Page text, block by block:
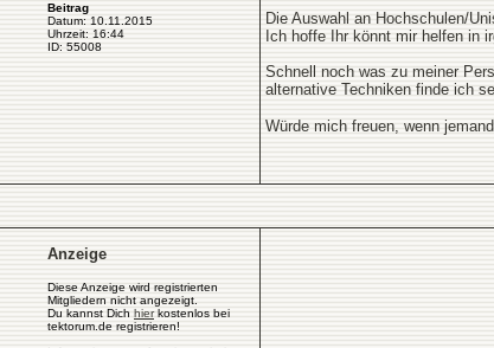
Beitrag
Datum: 10.11.2015
Uhrzeit: 16:44
ID: 55008
Die Auswahl an Hochschulen/
Ich hoffe Ihr könnt mir helfen in
Schnell noch was zu meiner
alternative Techniken finde ich
Würde mich freuen, wenn
Anzeige
Diese Anzeige wird registrierten
Mitgliedern nicht angezeigt.
Du kannst Dich hierkostenlos bei
tektorum.de registrieren!